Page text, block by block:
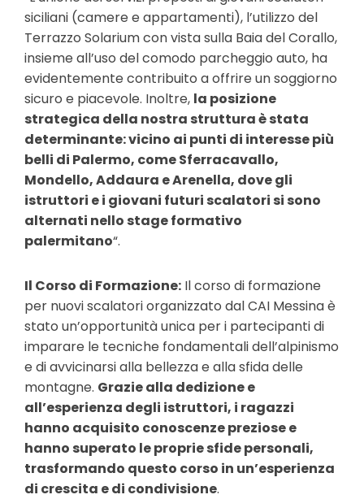
siciliani (camere e appartamenti), l’utilizzo del
Terrazzo Solarium con vista sulla Baia del Corallo,
insieme all’uso del comodo parcheggio auto, ha
evidentemente contribuito a offrire un soggiorno
sicuro e piacevole. Inoltre, la posizione
strategica della nostra struttura è stata
determinante: vicino ai punti di interesse più
belli di Palermo, come Sferracavallo,
Mondello, Addaura e Arenella, dove gli
istruttori e i giovani futuri scalatori si sono
alternati nello stage formativo
palermitano“.
Il Corso di Formazione: Il corso di formazione
per nuovi scalatori organizzato dal CAI Messina è
stato un’opportunità unica per i partecipanti di
imparare le tecniche fondamentali dell’alpinismo
e di avvicinarsi alla bellezza e alla sfida delle
montagne. Grazie alla dedizione e
all’esperienza degli istruttori, i ragazzi
hanno acquisito conoscenze preziose e
hanno superato le proprie sfide personali,
trasformando questo corso in un’esperienza
di crescita e di condivisione.